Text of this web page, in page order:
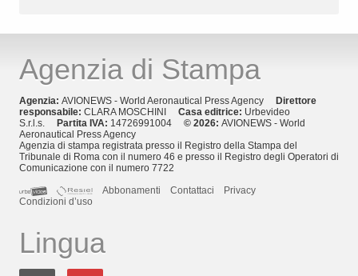
Agenzia di Stampa
Agenzia: AVIONEWS - World Aeronautical Press Agency Direttore
responsabile: CLARA MOSCHINI Casa editrice: Urbevideo
S.r.l.s. Partita IVA: 14726991004 © 2026: AVIONEWS - World
Aeronautical Press Agency
Agenzia di stampa registrata presso il Registro della Stampa del
Tribunale di Roma con il numero 46 e presso il Registro degli Operatori di
Comunicazione con il numero 7722
Abbonamenti
Contattaci
Privacy
Condizioni d’uso
Lingua